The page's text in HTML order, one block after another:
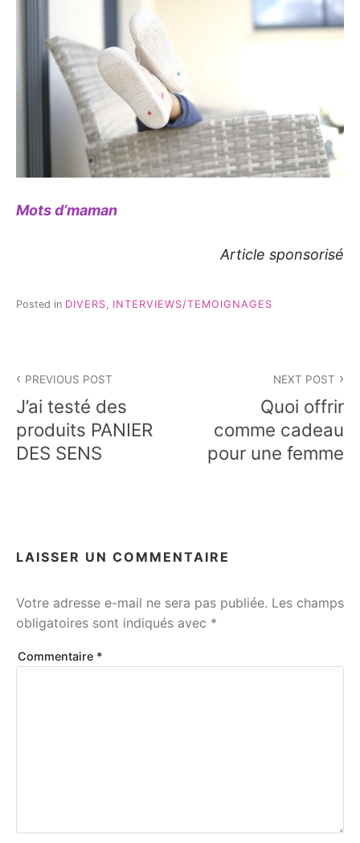
Mots d’maman
Article sponsorisé
Posted in DIVERS, INTERVIEWS/TEMOIGNAGES
de
l’article
PREVIOUS POST
J’ai testé des
produits PANIER
DES SENS
NEXT POST
Quoi offrir
comme cadeau
pour une femme
LAISSER UN COMMENTAIRE
Votre adresse e-mail ne sera pas publiée. Les champs
obligatoires sont indiqués avec *
Commentaire *